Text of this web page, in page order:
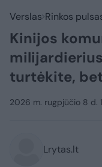
Verslas Rinkos
Kinijos
turtėkite,
2026 m. rugpjūčio 8 d.
Lrytas.lt